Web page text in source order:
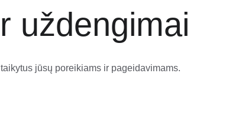
uždengimai
jūsų poreikiams ir pageidavimams.